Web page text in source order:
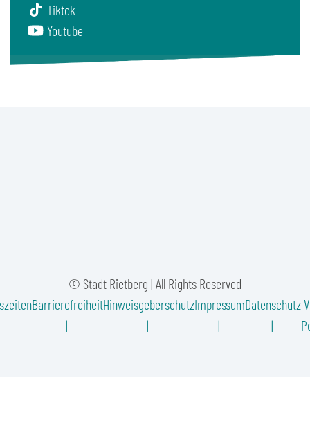
Tiktok
Youtube
© Stadt Rietberg | All Rights Reserved
BarrierefreiheitHinweisgeberschutzImpressumDatenschutz